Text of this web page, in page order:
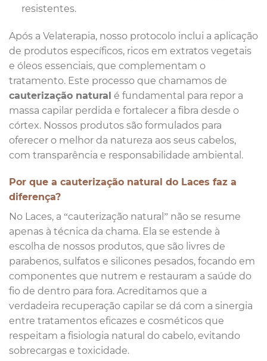
resistentes.
Após a Velaterapia, nosso protocolo inclui a aplicação
de produtos específicos, ricos em extratos vegetais
e óleos essenciais, que complementam o
tratamento. Este processo que chamamos de
cauterização natural é fundamental para repor a
massa capilar perdida e fortalecer a fibra desde o
córtex. Nossos produtos são formulados para
oferecer o melhor da natureza aos seus cabelos,
com transparência e responsabilidade ambiental.
Por que a cauterização natural do Laces faz a
diferença?
No Laces, a “cauterização natural” não se resume
apenas à técnica da chama. Ela se estende à
escolha de nossos produtos, que são livres de
parabenos, sulfatos e silicones pesados, focando em
componentes que nutrem e restauram a saúde do
fio de dentro para fora. Acreditamos que a
verdadeira recuperação capilar se dá com a sinergia
entre tratamentos eficazes e cosméticos que
respeitam a fisiologia natural do cabelo, evitando
sobrecargas e toxicidade.